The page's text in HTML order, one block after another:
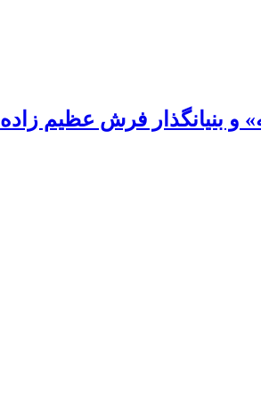
و بنیانگذار فرش عظیم زاده